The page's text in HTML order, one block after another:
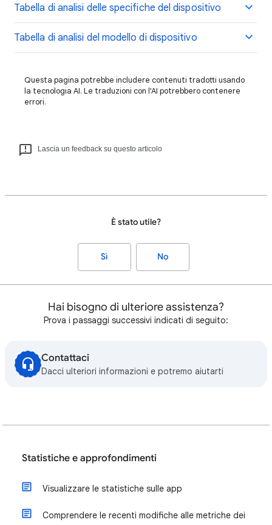
Tabella di analisi delle specifiche del dispositivo
Tabella di analisi del modello di dispositivo
Questa pagina potrebbe includere contenuti tradotti usando
la tecnologia AI. Le traduzioni con l'AI potrebbero contenere
errori.
Lascia un feedback su questo articolo
È stato utile?
Sì No
Hai bisogno di ulteriore assistenza?
Prova i passaggi successivi indicati di seguito:
Contattaci
Dacci ulteriori informazioni e potremo aiutarti
Statistiche e approfondimenti
Visualizzare le statistiche sulle app
Comprendere le recenti modifiche alle metriche dei